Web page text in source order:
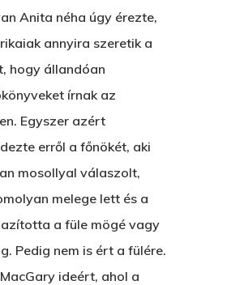
Anita néha úgy érezte,
annyira szeretik a
hogy állandóan
írnak az
Egyszer azért
erről a főnökét, aki
mosollyal válaszolt,
melege lett és a
a füle mögé vagy
Pedig nem is ért a fülére.
ideért, ahol a